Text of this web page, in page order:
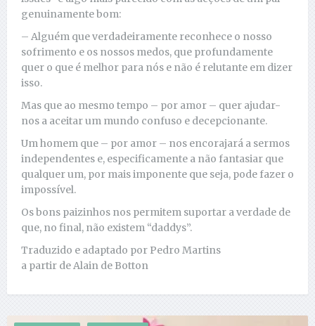
genuinamente bom:
– Alguém que verdadeiramente reconhece o nosso
sofrimento e os nossos medos, que profundamente
quer o que é melhor para nós e não é relutante em dizer
isso.
Mas que ao mesmo tempo – por amor – quer ajudar-
nos a aceitar um mundo confuso e decepcionante.
Um homem que – por amor – nos encorajará a sermos
independentes e, especificamente a não fantasiar que
qualquer um, por mais imponente que seja, pode fazer o
impossível.
Os bons paizinhos nos permitem suportar a verdade de
que, no final, não existem “daddys”.
Traduzido e adaptado por Pedro Martins
a partir de Alain de Botton